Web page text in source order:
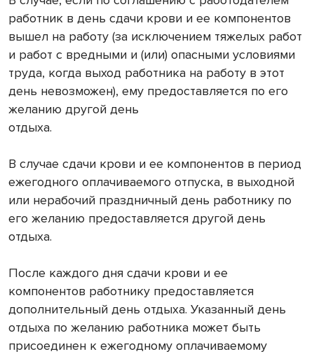
работник в день сдачи крови и ее компонентов
вышел на работу (за исключением тяжелых работ
и работ с вредными и (или) опасными условиями
труда, когда выход работника на работу в этот
день невозможен), ему предоставляется по его
желанию другой день
отдыха.
В случае сдачи крови и ее компонентов в период
ежегодного оплачиваемого отпуска, в выходной
или нерабочий праздничный день работнику по
его желанию предоставляется другой день
отдыха.
После каждого дня сдачи крови и ее
компонентов работнику предоставляется
дополнительный день отдыха. Указанный день
отдыха по желанию работника может быть
присоединен к ежегодному оплачиваемому